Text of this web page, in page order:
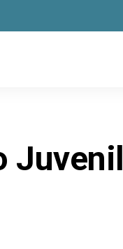
Juvenil